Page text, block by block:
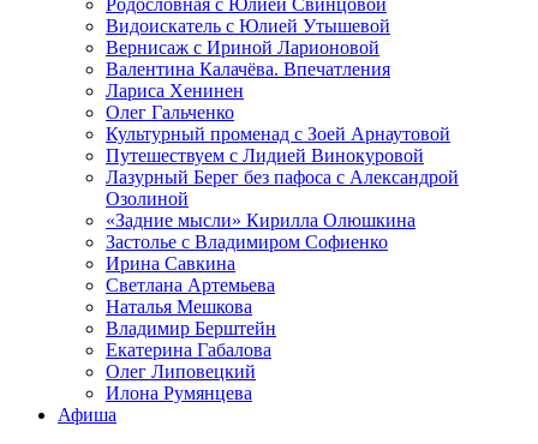
Родословная с Юлией Свинцовой
Видоискатель с Юлией Утышевой
Вернисаж с Ириной Ларионовой
Валентина Калачёва. Впечатления
Лариса Хенинен
Олег Гальченко
Культурный променад с Зоей Арнаутовой
Путешествуем с Лидией Винокуровой
Лазурный Берег без пафоса с Александрой
Озолиной
«Задние мысли» Кирилла Олюшкина
Застолье с Владимиром Софиенко
Ирина Савкина
Светлана Артемьева
Наталья Мешкова
Владимир Берштейн
Екатерина Габалова
Олег Липовецкий
Илона Румянцева
Афиша